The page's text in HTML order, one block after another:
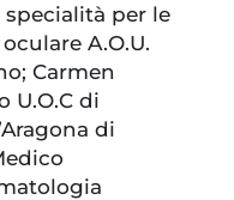
per le
A.O.U.
Carmen
U.O.C di
di